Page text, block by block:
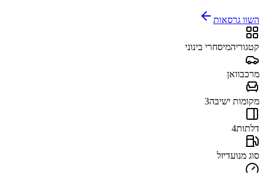
השוו גרסאות
קטגוריהמיסחרי בינוני
מרכבוואן
מקומות ישיבה3
דלתות4
סוג מנועדיזל